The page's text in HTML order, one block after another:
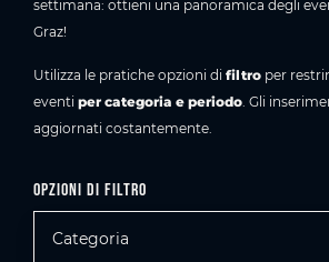
settimana: ottieni una panoramica degli
Graz!
Utilizza le pratiche opzioni di filtro per
eventi per categoria e periodo . Gli
aggiornati costantemente.
Opzioni di filtro
Categoria